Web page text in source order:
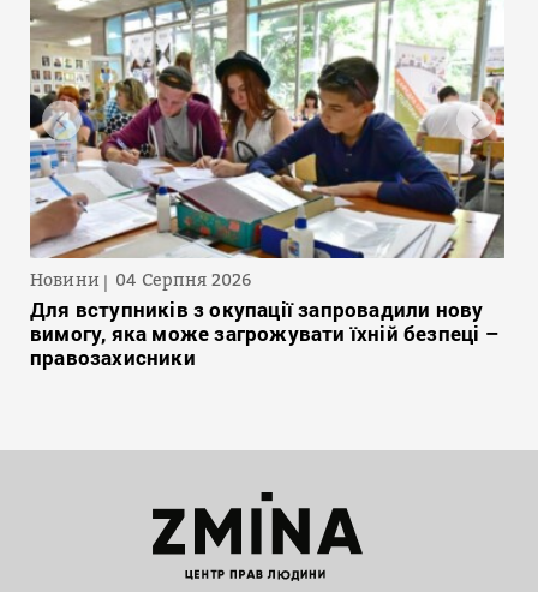
Новини 04 Серпня 2026
Для вступників з окупації запровадили нову
вимогу, яка може загрожувати їхній безпеці –
правозахисники